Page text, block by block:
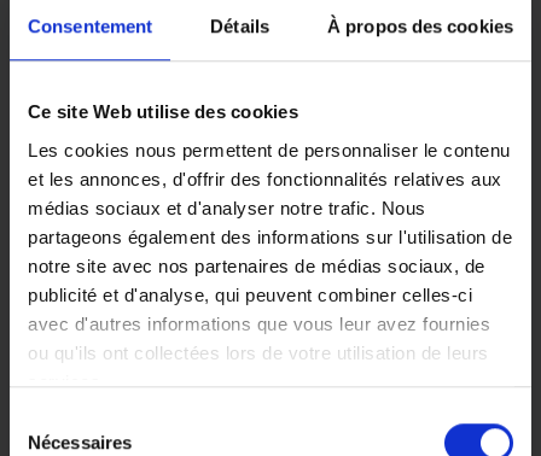
Consentement Détails À propos des cookies
Ce site Web utilise des cookies
Les cookies nous permettent de personnaliser le contenu
et les annonces, d'offrir des fonctionnalités relatives aux
médias sociaux et d'analyser notre trafic. Nous
partageons également des informations sur l'utilisation de
notre site avec nos partenaires de médias sociaux, de
publicité et d'analyse, qui peuvent combiner celles-ci
avec d'autres informations que vous leur avez fournies
ou qu'ils ont collectées lors de votre utilisation de leurs
services.
Vous pouvez librement donner, refuser ou retirer votre
Nécessaires
service des assistant(e)s de vie qualifiés,
expérimentés et spécifiquement formés au
quel que soit leur âge ou leur situation.
Notre force, c’est la réactivité : aucune liste
d’attente, des prestations opérationnelles sous 24
à 48 heures, et un plan d’aide qui s’adapte en
continu à l’évolution de vos besoins. De l’aide
ponctuelle de quelques heures par semaine à
l’accompagnement quotidien, tout est
modulable.
responsable à votre domicile — ou sur votre lieu